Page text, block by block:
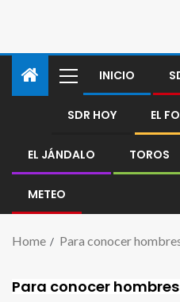
INICIO
SDR HOY EL
EL JÁNDALO TOROS
METEO
Home Para conocer
Para conocer